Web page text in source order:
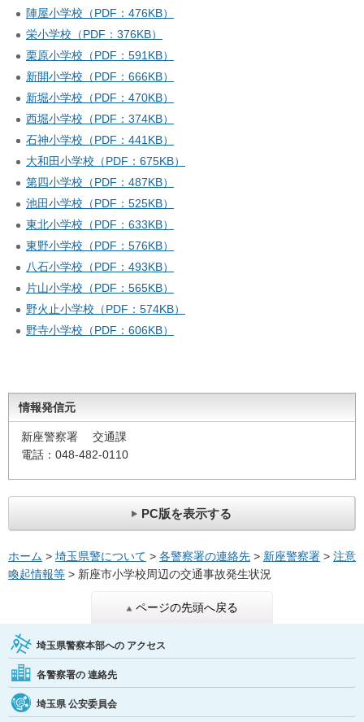
陣屋小学校（PDF：476KB）
栄小学校（PDF：376KB）
栗原小学校（PDF：591KB）
新開小学校（PDF：666KB）
新堀小学校（PDF：470KB）
西堀小学校（PDF：374KB）
石神小学校（PDF：441KB）
大和田小学校（PDF：675KB）
第四小学校（PDF：487KB）
池田小学校（PDF：525KB）
東北小学校（PDF：633KB）
東野小学校（PDF：576KB）
八石小学校（PDF：493KB）
片山小学校（PDF：565KB）
野火止小学校（PDF：574KB）
野寺小学校（PDF：606KB）
情報発信元
新座警察署 交通課
電話：048-482-0110
PC版を表示する
ホーム > 埼玉県警について > 各警察署の連絡先 > 新座警察署 > 注意
喚起情報等 > 新座市小学校周辺の交通事故発生状況
ページの先頭へ戻る
埼玉県警察本部への アクセス
各警察署の 連絡先
埼玉県 公安委員会